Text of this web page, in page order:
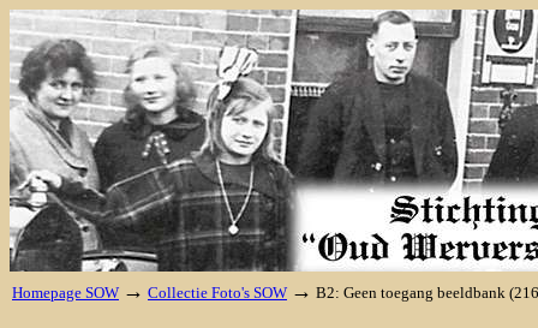
Homepage SOW → Collectie Foto's SOW → B2: Geen toegang beeldbank